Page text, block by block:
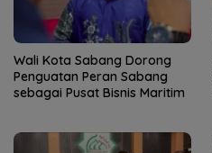
Wali Kota Sabang Dorong
Penguatan Peran Sabang
sebagai Pusat Bisnis Maritim